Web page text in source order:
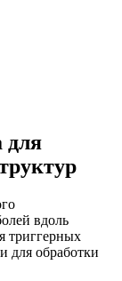
для
вдоль
триггерных
для обработки